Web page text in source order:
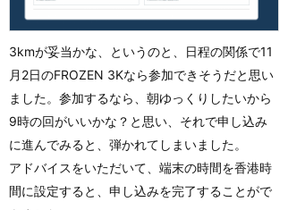
3kmが妥当かな、というのと、日程の関係で11
月2日のFROZEN 3Kなら参加できそうだと思い
ました。参加するなら、朝ゆっくりしたいから
9時の回がいいかな？と思い、それで申し込み
に進んでみると、弾かれてしまいました。
アドバイスをいただいて、端末の時間を香港時
間に設定すると、申し込みを完了することがで